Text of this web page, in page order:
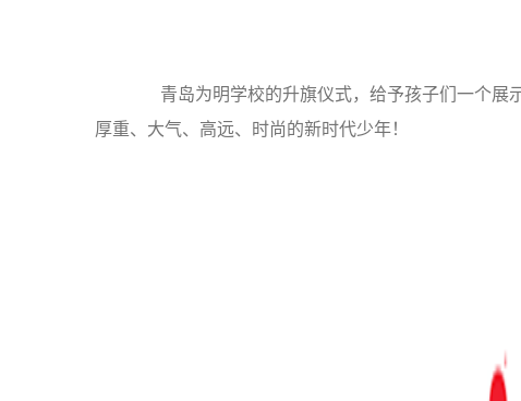
青岛为明学校的升旗仪式，给予孩子们一个展
厚重、大气、高远、时尚的新时代少年！